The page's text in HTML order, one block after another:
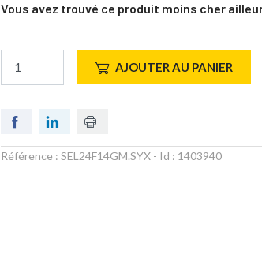
Vous avez trouvé ce produit moins cher
AJOUTER AU PANIER
Référence : SEL24F14GM.SYX - Id : 1403940